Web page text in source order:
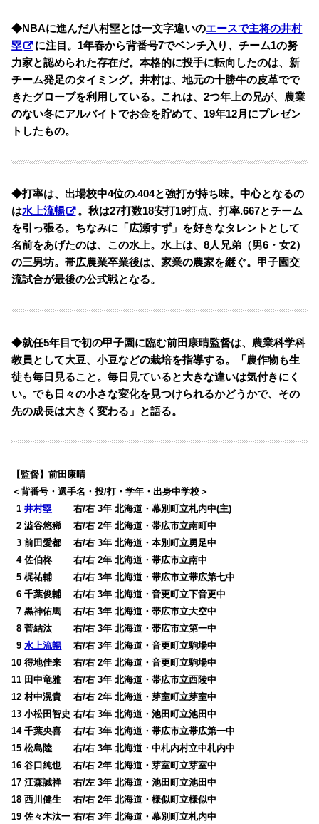
◆NBAに進んだ八村塁とは一文字違いのエースで主将の井村
塁
に注目。1年春から背番号7でベンチ入り、チーム1の努
力家と認められた存在だ。本格的に投手に転向したのは、新
チーム発足のタイミング。井村は、地元の十勝牛の皮革でで
きたグローブを利用している。これは、2つ年上の兄が、農業
のない冬にアルバイトでお金を貯めて、19年12月にプレゼン
トしたもの。
◆打率は、出場校中4位の.404と強打が持ち味。中心となるの
は水上流暢
。秋は27打数18安打19打点、打率.667とチーム
を引っ張る。ちなみに「広瀬すず」を好きなタレントとして
名前をあげたのは、この水上。水上は、8人兄弟（男6・女2）
の三男坊。帯広農業卒業後は、家業の農家を継ぐ。甲子園交
流試合が最後の公式戦となる。
◆就任5年目で初の甲子園に臨む前田康晴監督は、農業科学科
教員として大豆、小豆などの栽培を指導する。「農作物も生
徒も毎日見ること。毎日見ていると大きな違いは気付きにく
い。でも日々の小さな変化を見つけられるかどうかで、その
先の成長は大きく変わる」と語る。
【監督】前田康晴
＜背番号・選手名・投/打・学年・出身中学校＞
01井村塁 右/右 3年 北海道・幕別町立札内中(主)
02 澁谷悠稀 右/右 2年 北海道・帯広市立南町中
03 前田愛都 右/右 3年 北海道・本別町立勇足中
04 佐伯柊 右/右 2年 北海道・帯広市立南中
05 梶祐輔 右/右 3年 北海道・帯広市立帯広第七中
06 千葉俊輔 右/右 3年 北海道・音更町立下音更中
07 黒神佑馬 右/右 3年 北海道・帯広市立大空中
08 菅結汰 右/右 3年 北海道・帯広市立第一中
09水上流暢 右/右 3年 北海道・音更町立駒場中
10 得地佳来 右/右 2年 北海道・音更町立駒場中
11 田中竜雅 右/右 3年 北海道・帯広市立西陵中
12 村中滉貴 右/右 2年 北海道・芽室町立芽室中
13 小松田智史 右/右 3年 北海道・池田町立池田中
14 千葉央喜 右/右 3年 北海道・帯広市立帯広第一中
15 松島陸 右/右 3年 北海道・中札内村立中札内中
16 谷口純也 右/右 2年 北海道・芽室町立芽室中
17 江森誠祥 右/左 3年 北海道・池田町立池田中
18 西川健生 右/右 2年 北海道・様似町立様似中
19 佐々木汰一 右/右 3年 北海道・幕別町立札内中